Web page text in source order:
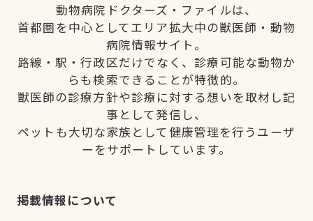
動物病院ドクターズ・ファイルは、
首都圏を中心としてエリア拡大中の獣医師・動物
病院情報サイト。
路線・駅・行政区だけでなく、診療可能な動物か
らも検索できることが特徴的。
獣医師の診療方針や診療に対する想いを取材し記
事として発信し、
ペットも大切な家族として健康管理を行うユーザ
ーをサポートしています。
掲載情報について